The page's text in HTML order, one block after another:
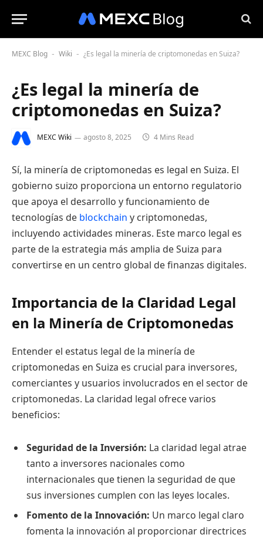
MEXC Blog - Wiki - ¿Es legal la minería de criptomonedas en Suiza?
¿Es legal la minería de
criptomonedas en Suiza?
MEXC Wiki agosto 8, 2025 4 Mins Read
Sí, la minería de criptomonedas es legal en Suiza. El
gobierno suizo proporciona un entorno regulatorio
que apoya el desarrollo y funcionamiento de
tecnologías de blockchain y criptomonedas,
incluyendo actividades mineras. Este marco legal es
parte de la estrategia más amplia de Suiza para
convertirse en un centro global de finanzas digitales.
Importancia de la Claridad Legal
en la Minería de Criptomonedas
Entender el estatus legal de la minería de
criptomonedas en Suiza es crucial para inversores,
comerciantes y usuarios involucrados en el sector de
criptomonedas. La claridad legal ofrece varios
beneficios:
Seguridad de la Inversión: La claridad legal atrae
tanto a inversores nacionales como
internacionales que tienen la seguridad de que
sus inversiones cumplen con las leyes locales.
Fomento de la Innovación: Un marco legal claro
fomenta la innovación al proporcionar directrices